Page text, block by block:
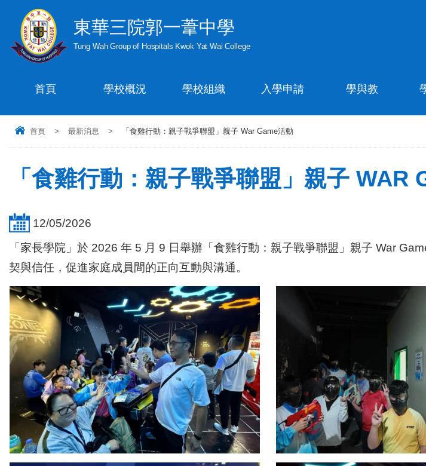
東華三院郭一葦中學
Tung Wah Group of Hospitals Kwok Yat Wai College
首頁 學校概況 學校組織 入學申請 學與教
首頁 > 最新消息 > 「食雞行動：親子戰爭聯盟」親子 War Game活動
「食雞行動：親子戰爭聯盟」親子 WAR
12/05/2026
「家長學院」於 2026 年 5 月 9 日舉辦「食雞行動：親子戰爭聯盟」親子 War
契與信任，促進家庭成員間的正向互動與溝通。